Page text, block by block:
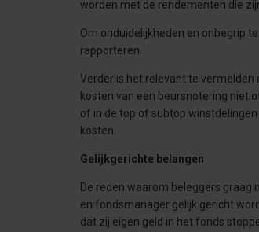
worden met de rendementen die
Om onduidelijkheden en onbegrip
rapporteren.
Verder is het relevant te
kosten van een beursnotering niet
of in de top of subtop
kosten.
Gelijkgerichte belangen
De reden waarom beleggers graag
en fondsmanager gelijk gericht
dat zij eigen geld in het fonds